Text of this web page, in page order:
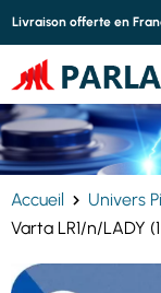
Livraison offerte en
Accueil
Univers
Varta LR1/n/LADY
Panneau de gestion